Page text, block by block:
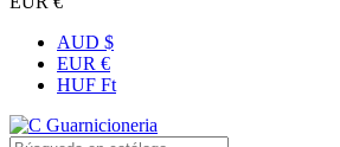
AUD $
EUR €
HUF Ft